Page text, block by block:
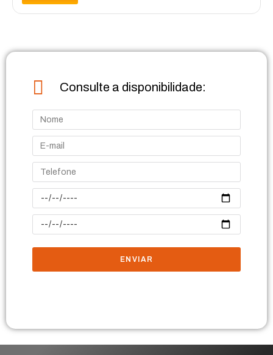
Consulte a disponibilidade:
ENVIAR